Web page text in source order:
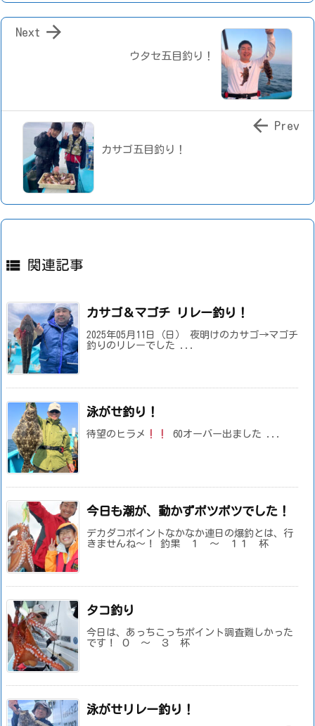
ウタセ五目釣り！

Next
カサゴ五目釣り！
 Prev
 関連記事
カサゴ＆マゴチ リレー釣り！
2025年05月11日（日） 夜明けのカサゴ→マゴチ
釣りのリレーでした ...
泳がせ釣り！
待望のヒラメ 60オーバー出ました ...
今日も潮が、動かずポツポツでした！
デカダコポイントなかなか連日の爆釣とは、行
きませんね～！ 釣果 １ ～ １１ 杯
タコ釣り
今日は、あっちこっちポイント調査難しかった
です！ ０ ～ ３ 杯
泳がせリレー釣り！